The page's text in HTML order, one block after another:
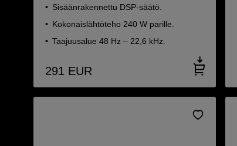
Sisäänrakennettu DSP-säätö.
Kokonaislähtöteho 240 W parille.
Taajuusalue 48 Hz – 22,6 kHz.
291 EUR